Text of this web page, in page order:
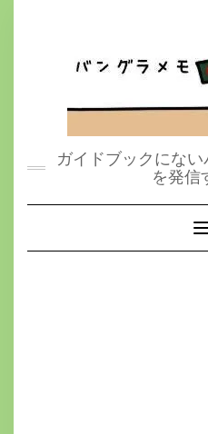
ガイドブックにな
を発信